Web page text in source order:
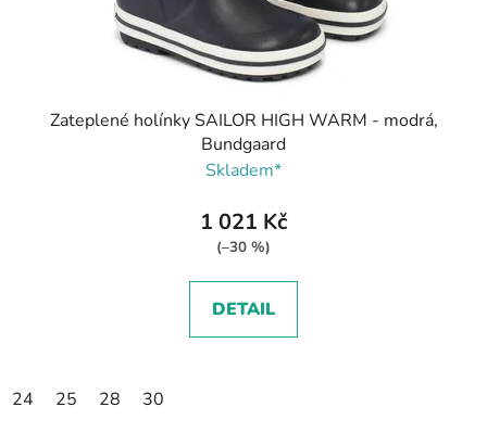
Zateplené holínky SAILOR HIGH WARM - modrá,
Bundgaard
Skladem*
1 021 Kč
(–30 %)
DETAIL
24 25 28 30